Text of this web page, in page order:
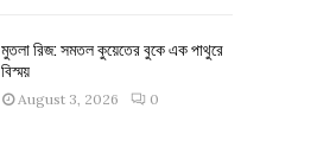
মুতলা রিজ: সমতল কুয়েতের বুকে এক পাথুরে
বিস্ময়
August 3, 2026 0